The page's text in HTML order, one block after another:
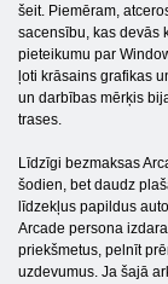
šeit. Piemēram,
sacensību, kas devās
pieteikumu par
ļoti krāsains grafikas
un darbības mērķis
trases.
Līdzīgi bezmaksas
šodien, bet daudz
līdzekļus papildus
Arcade persona
priekšmetus, pelnīt
uzdevumus. Ja šajā